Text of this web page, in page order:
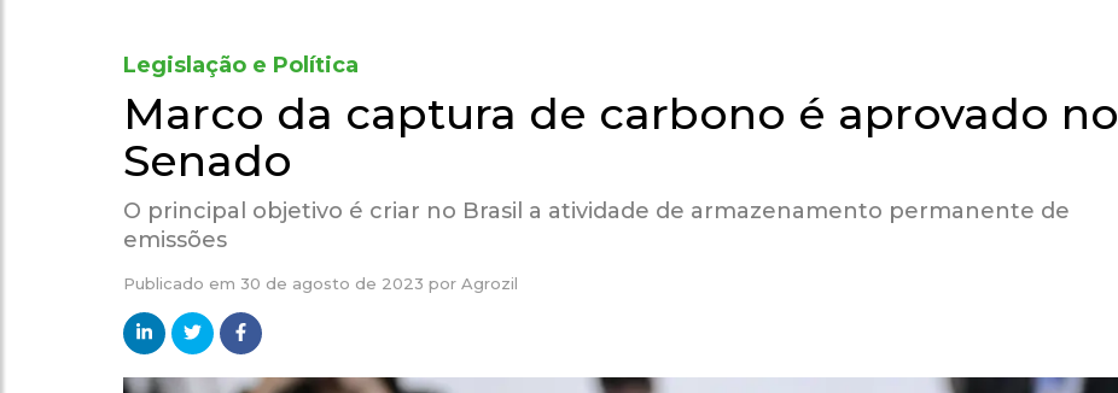
Legislação e Política
Marco da captura de carbono é aprovado no
Senado
O principal objetivo é criar no Brasil a atividade de armazenamento permanente de
emissões
Publicado em 30 de agosto de 2023 por Agrozil